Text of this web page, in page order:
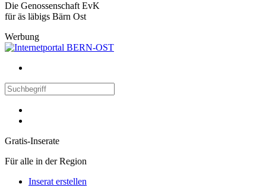
Die Genossenschaft EvK
für äs läbigs Bärn Ost
Werbung
Gratis-Inserate
Für alle in der Region
Inserat erstellen